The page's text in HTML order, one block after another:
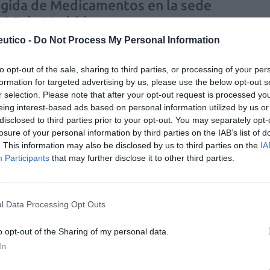
- Do Not Process My Personal Information
opt-out of the sale, sharing to third parties, or processing of your
for targeted advertising by us, please use the below opt-out
selection. Please note that after your opt-out request is processed
interest-based ads based on personal information utilized by us
to third parties prior to your opt-out. You may separately
of your personal information by third parties on the IAB’s list of
This information may also be disclosed by us to third parties on the
Participants that may further disclose it to other third parties.
Data Processing Opt Outs
opt-out of the Sharing of my personal data.
de Medicamentos en la sede
de Madrid
y novedades Redacción
06/02/2015
y la secretaria de la institución, Mercedes
participaron ayer junto al vicepresidente de la ONG
Valentín de Grado, y Silvia Romañach,
de la organización en Madrid, en la presentación
Jornada de Recogida de Medicamentos que tendrá
14 de febrero en 500 farmacias de Madrid,
Granada, Girona, Málaga, Zaragoza, Badajoz, Sevilla,
y Lleida.
del COF de Madrid
06/2014
Colegio Oficial de Farmacéuticos de Madrid. En las
respaldaron su candidatura, mientras que
Quintas 290.